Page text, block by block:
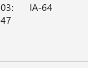
03:
47
IA-64